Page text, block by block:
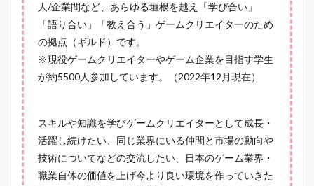
人/企業間など、あらゆる垣根を越え「学び合い」
「語り合い」「教え合う」ゲームクリエイターのため
の拠点（ギルド）です。
※現役ゲームクリエイターやゲーム企業を目指す学生
が約5500人参加しています。（2022年12月現在）
スキルや知識を学びゲームクリエイターとして成長・
活躍し続けたい、同じ業界にいる仲間と市場の動向や
技術についてなどの交流したい、日本のゲーム業界・
職業自体の価値を上げ今より良い環境を作っていきた